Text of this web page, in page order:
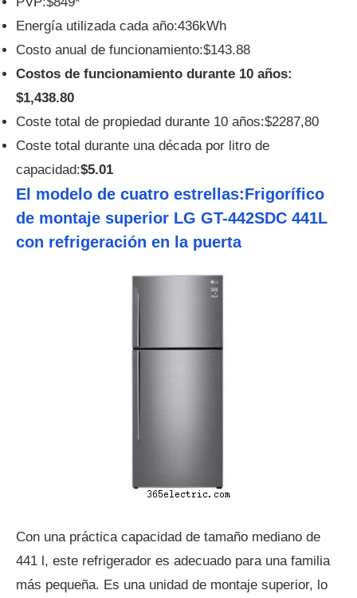
Energía utilizada cada año:436kWh
Costo anual de funcionamiento:$143.88
Costos de funcionamiento durante 10 años:
$1,438.80
Coste total de propiedad durante 10 años:$2287,80
Coste total durante una década por litro de
capacidad:$5.01
El modelo de cuatro estrellas:Frigorífico
de montaje superior LG GT-442SDC 441L
con refrigeración en la puerta
Con una práctica capacidad de tamaño mediano de
441 l, este refrigerador es adecuado para una familia
más pequeña. Es una unidad de montaje superior, lo